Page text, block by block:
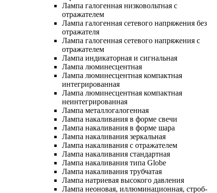
Лампа галогенная низковольтная с
отражателем
Лампа галогенная сетевого напряжения без
отражателя
Лампа галогенная сетевого напряжения с
отражателем
Лампа индикаторная и сигнальная
Лампа люминесцентная
Лампа люминесцентная компактная
интегрированная
Лампа люминесцентная компактная
неинтегрированная
Лампа металлогалогенная
Лампа накаливания в форме свечи
Лампа накаливания в форме шара
Лампа накаливания зеркальная
Лампа накаливания с отражателем
Лампа накаливания стандартная
Лампа накаливания типа Globe
Лампа накаливания трубчатая
Лампа натриевая высокого давления
Лампа неоновая, иллюминационная, строб-